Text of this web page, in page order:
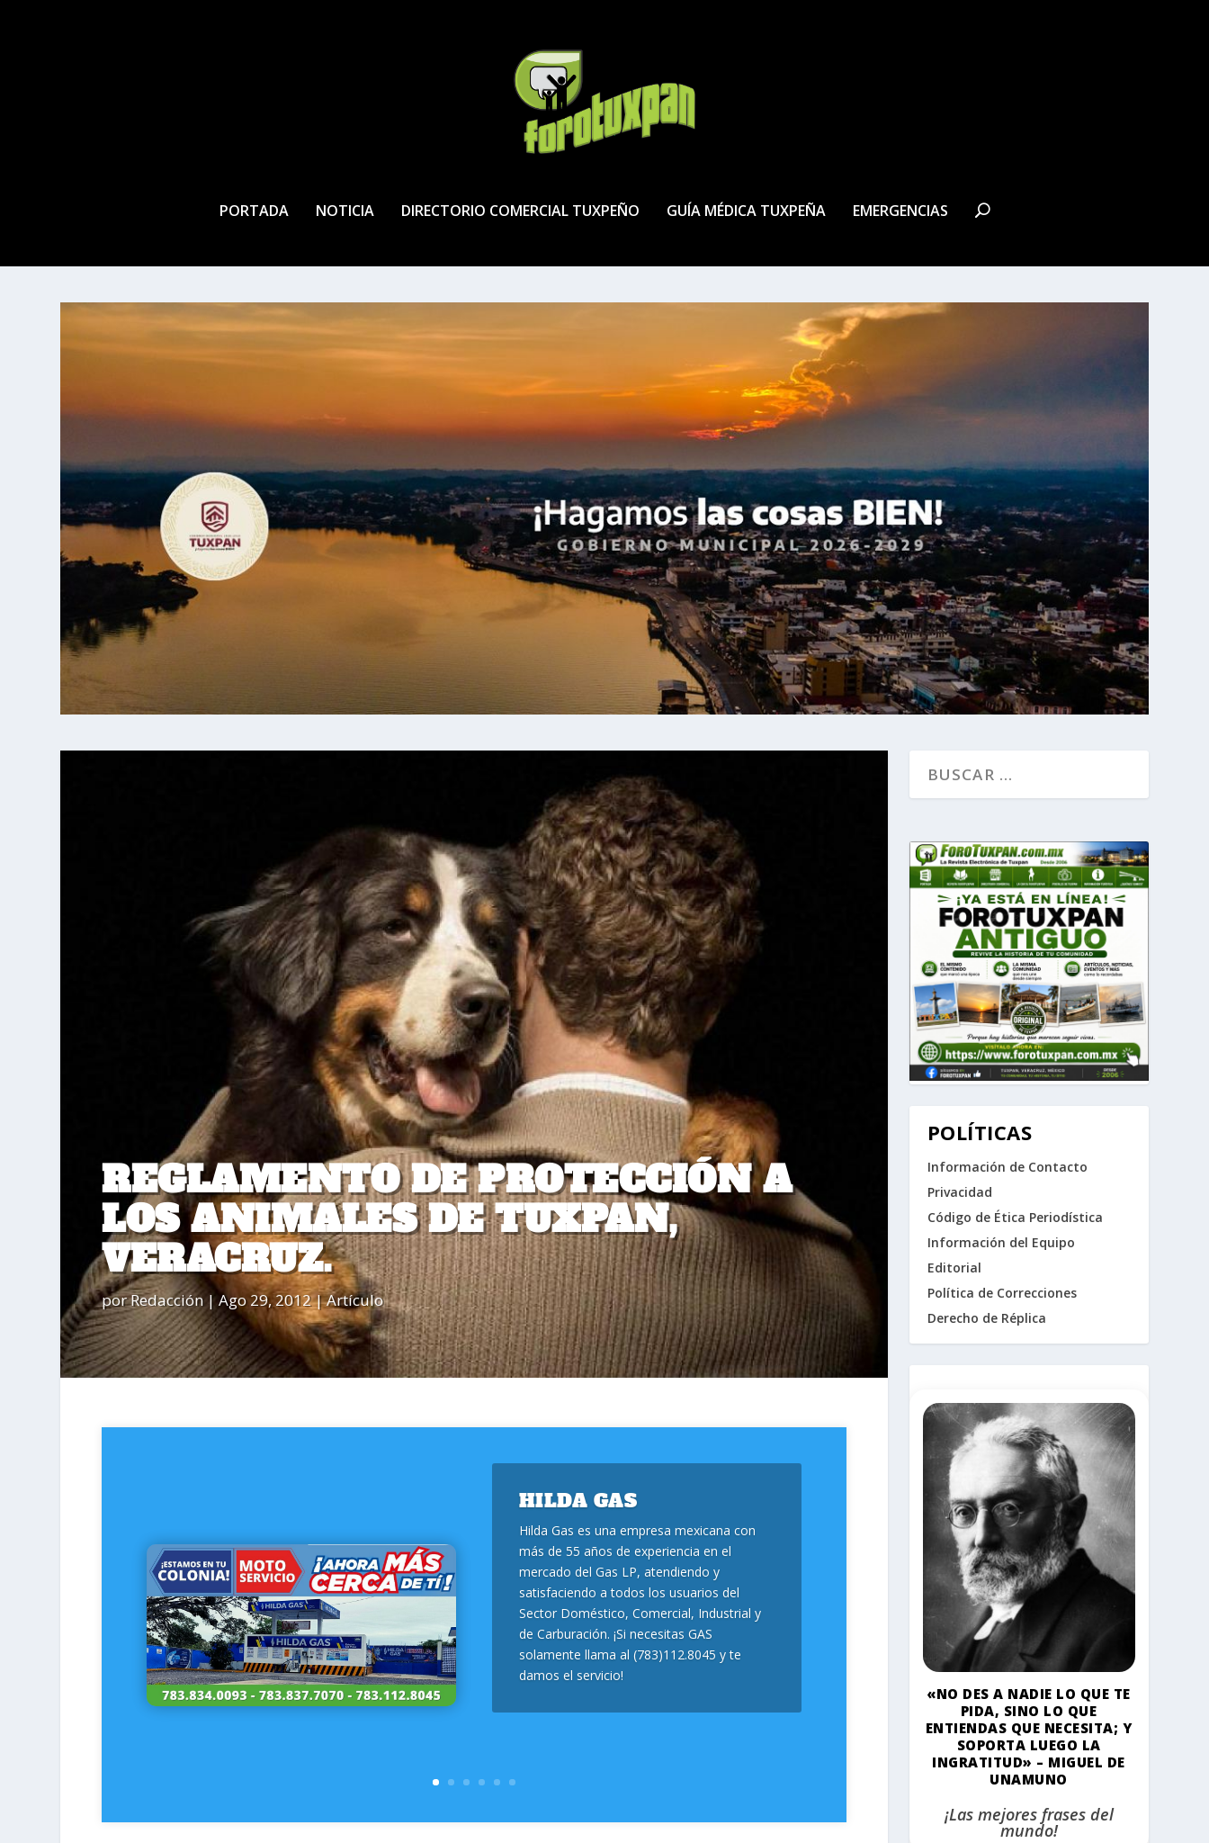
PORTADA NOTICIA DIRECTORIO COMERCIAL TUXPEÑO GUÍA MÉDICA TUXPEÑA EMERGENCIAS
REGLAMENTO DE PROTECCIÓN A
LOS ANIMALES DE TUXPAN,
VERACRUZ.
porRedacción |Ago 29, 2012|Artículo
HILDA GAS
Hilda Gas es una empresa mexicana con
más de 55 años de experiencia en el
mercado del Gas LP, atendiendo y
satisfaciendo a todos los usuarios del
Sector Doméstico, Comercial, Industrial y
de Carburación. ¡Si necesitas GAS
solamente llama al (783)112.8045 y te
damos el servicio!
POLÍTICAS
Información de Contacto
Privacidad
Código de Ética Periodística
Información del Equipo
Editorial
Política de Correcciones
Derecho de Réplica
«NO DES A NADIE LO QUE TE
PIDA, SINO LO QUE
ENTIENDAS QUE NECESITA; Y
SOPORTA LUEGO LA
INGRATITUD» – MIGUEL DE
UNAMUNO
¡Las mejores frases del
mundo!